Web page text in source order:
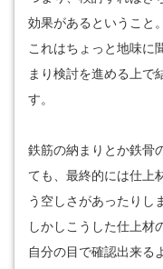
効果があるということ。
これはちょっと地味に
まり検討を進める上で
す。
鉄筋の納まりとか鉄骨
ても、最終的には仕上
う空しさがあったりし
しかしこうした仕上材
自分の目で確認出来る